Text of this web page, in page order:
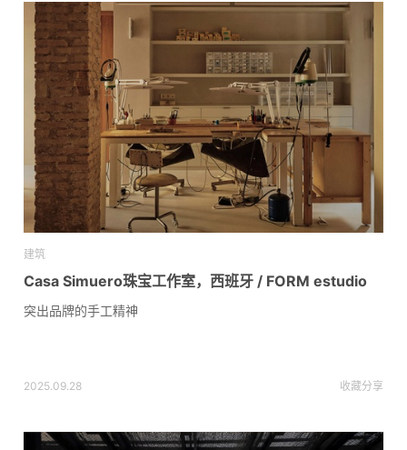
建筑
Casa Simuero珠宝工作室，西班牙 / FORM estudio
突出品牌的手工精神
2025.09.28 收藏分享